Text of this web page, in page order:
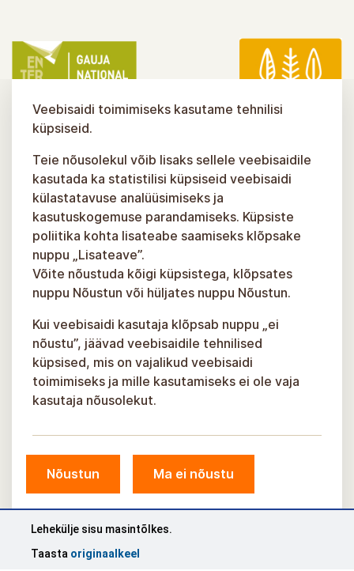
Veebisaidi toimimiseks kasutame tehnilisi
küpsiseid.
Teie nõusolekul võib lisaks sellele veebisaidile
kasutada ka statistilisi küpsiseid veebisaidi
külastatavuse analüüsimiseks ja
kasutuskogemuse parandamiseks. Küpsiste
poliitika kohta lisateabe saamiseks klõpsake
nuppu „Lisateave”.
Võite nõustuda kõigi küpsistega, klõpsates
nuppu Nõustun või hüljates nuppu Nõustun.
Kui veebisaidi kasutaja klõpsab nuppu „ei
nõustu”, jäävad veebisaidile tehnilised
küpsised, mis on vajalikud veebisaidi
toimimiseks ja mille kasutamiseks ei ole vaja
kasutaja nõusolekut.
Nõustun Ma ei nõustu
Lehekülje sisu masintõlkes.
Taasta originaalkeel